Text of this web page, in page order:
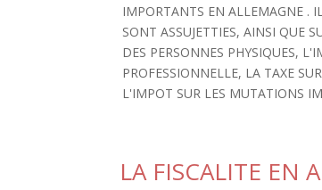
IMPORTANTS EN ALLEMAGNE .
SONT ASSUJETTIES, AINSI QUE
DES PERSONNES PHYSIQUES,
PROFESSIONNELLE, LA TAXE
L'IMPOT SUR LES MUTATIONS
LA FISCALITE EN